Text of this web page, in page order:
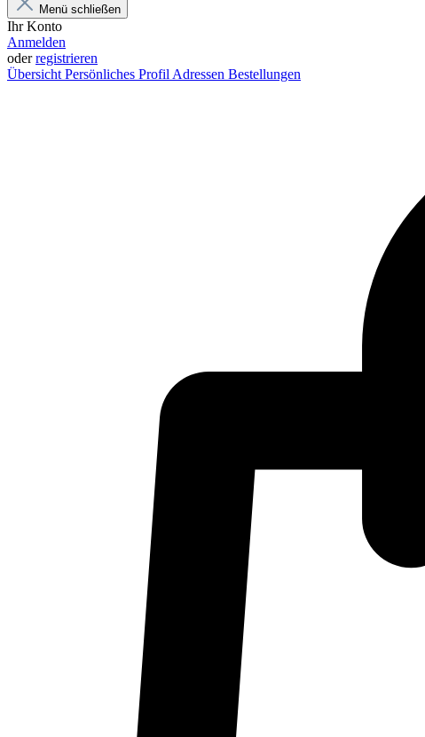
Menü schließen
Ihr Konto
Anmelden
oderregistrieren
Übersicht Persönliches Profil Adressen Bestellungen